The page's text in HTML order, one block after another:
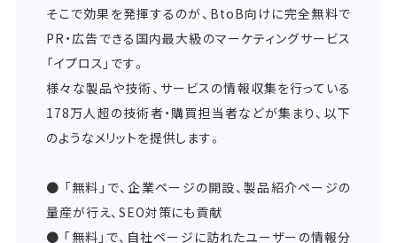
そこで効果を発揮するのが、BtoB向けに完全無料で
PR・広告できる国内最大級のマーケティングサービス
「イプロス」です。
様々な製品や技術、サービスの情報収集を行っている
178万人超の技術者・購買担当者などが集まり、以下
のようなメリットを提供します。
● 「無料」で、企業ページの開設、製品紹介ページの
量産が行え、SEO対策にも貢献
● 「無料」で、自社ページに訪れたユーザーの情報分